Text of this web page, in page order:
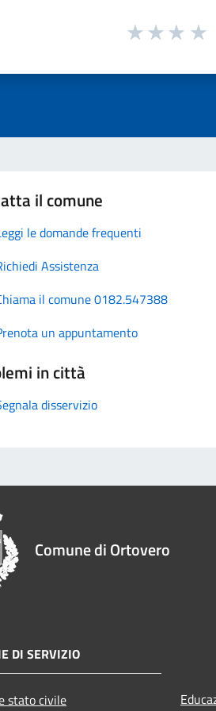
il comune
le domande frequenti
Assistenza
il comune 0182.547388
un appuntamento
in città
disservizio
Comune di Ortovero
DI SERVIZIO
stato civile